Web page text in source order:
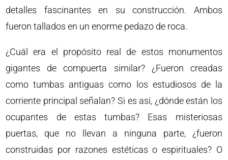
detalles fascinantes en su construcción. Ambos
fueron tallados en un enorme pedazo de roca.
¿Cuál era el propósito real de estos monumentos
gigantes de compuerta similar? ¿Fueron creadas
como tumbas antiguas como los estudiosos de la
corriente principal señalan? Si es así, ¿dónde están los
ocupantes de estas tumbas? Esas misteriosas
puertas, que no llevan a ninguna parte, ¿fueron
construidas por razones estéticas o espirituales? O